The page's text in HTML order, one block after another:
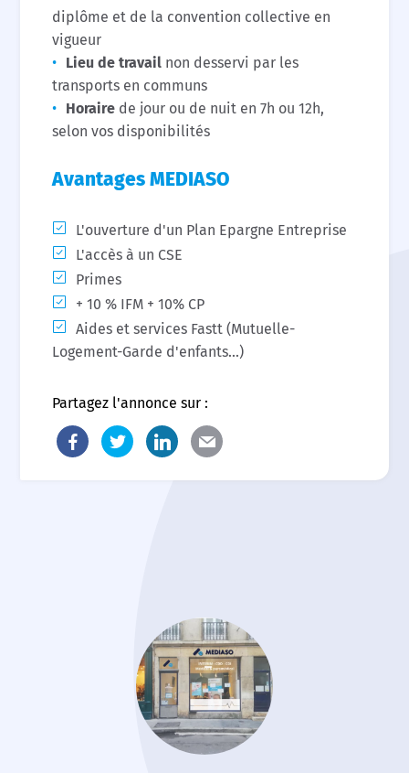
diplôme et de la convention collective en
vigueur
Lieu de travail non desservi par les
transports en communs
Horaire de jour ou de nuit en 7h ou 12h,
selon vos disponibilités
Avantages MEDIASO
L'ouverture d'un Plan Epargne Entreprise
L'accès à un CSE
Primes
+ 10 % IFM + 10% CP
Aides et services Fastt (Mutuelle-
Logement-Garde d'enfants...)
Partagez l'annonce sur :